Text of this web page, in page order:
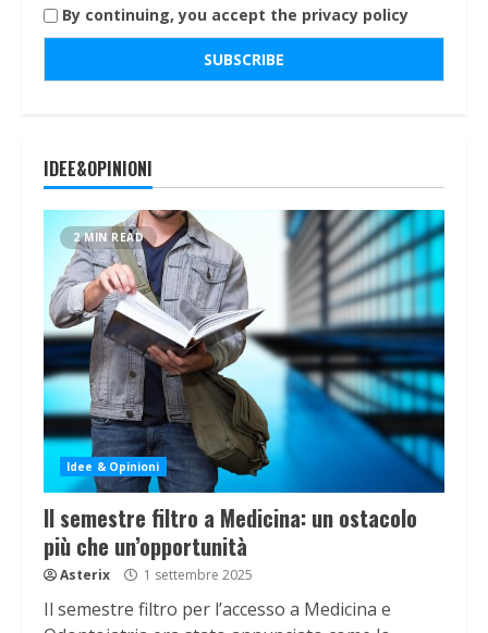
By continuing, you accept the privacy policy
IDEE&OPINIONI
2 MIN READ
Idee & Opinioni
Il semestre filtro a Medicina: un ostacolo
più che un’opportunità
Asterix 1 settembre 2025
Il semestre filtro per l’accesso a Medicina e